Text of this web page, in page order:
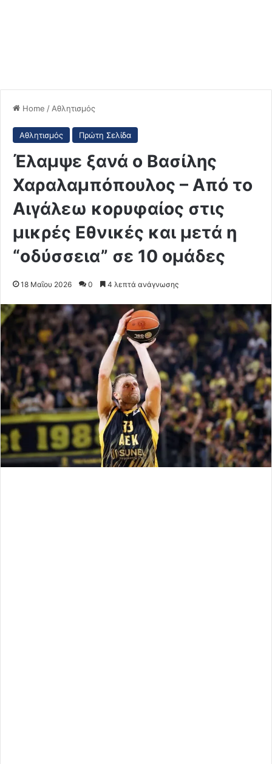
Home / Αθλητισμός
Αθλητισμός Πρώτη Σελίδα
Έλαμψε ξανά ο Βασίλης
Χαραλαμπόπουλος – Από το
Αιγάλεω κορυφαίος στις
μικρές Εθνικές και μετά η
“οδύσσεια” σε 10 ομάδες
18 Μαΐου 2026 0 4 λεπτά ανάγνωσης